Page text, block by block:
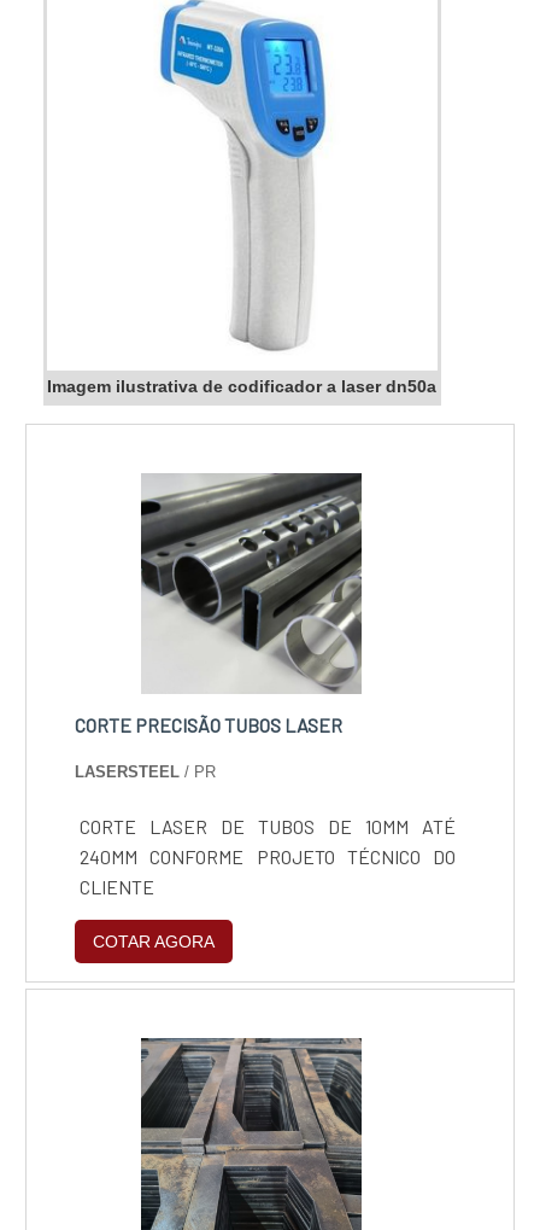
Imagem ilustrativa de codificador a laser dn50a
CORTE PRECISÃO TUBOS LASER
LASERSTEEL / PR
CORTE LASER DE TUBOS DE 10MM ATÉ
240MM CONFORME PROJETO TÉCNICO DO
CLIENTE
COTAR AGORA